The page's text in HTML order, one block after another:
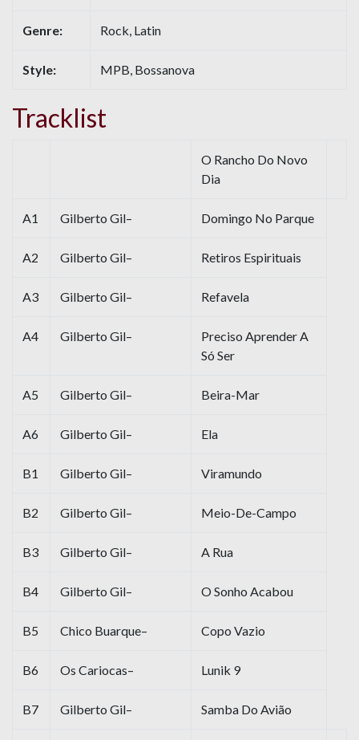
Genre: Rock, Latin
Style: MPB, Bossanova
Tracklist
O Rancho Do Novo
Dia
A1 Gilberto Gil– Domingo No Parque
A2 Gilberto Gil– Retiros Espirituais
A3 Gilberto Gil– Refavela
A4 Gilberto Gil–
Preciso Aprender A
Só Ser
A5 Gilberto Gil– Beira-Mar
A6 Gilberto Gil– Ela
B1 Gilberto Gil– Viramundo
B2 Gilberto Gil– Meio-De-Campo
B3 Gilberto Gil– A Rua
B4 Gilberto Gil– O Sonho Acabou
B5 Chico Buarque– Copo Vazio
B6 Os Cariocas– Lunik 9
B7 Gilberto Gil– Samba Do Avião